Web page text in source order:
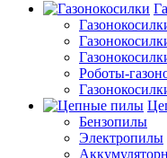
Роботы-
Бензопилы
Электропилы